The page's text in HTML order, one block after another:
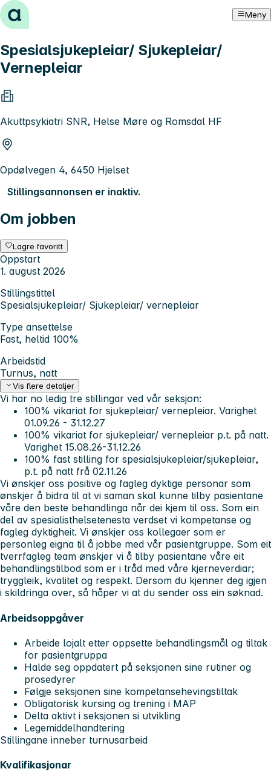
Hopp til innhold Meny
Spesialsjukepleiar/ Sjukepleiar/
Vernepleiar
Akuttpsykiatri SNR, Helse Møre og Romsdal HF
Opdølvegen 4, 6450 Hjelset
Stillingsannonsen er inaktiv.
Om jobben
Lagre favoritt
Oppstart
1. august 2026
Stillingstittel
Spesialsjukepleiar/ Sjukepleiar/ vernepleiar
Type ansettelse
Fast, heltid 100%
Arbeidstid
Turnus, natt
Vis flere detaljer
Vi har no ledig tre stillingar ved vår seksjon:
100% vikariat for sjukepleiar/ vernepleiar. Varighet
01.09.26 - 31.12.27
100% vikariat for sjukepleiar/ vernepleiar p.t. på natt.
Varighet 15.08.26-31.12.26
100% fast stilling for spesialsjukepleiar/sjukepleiar,
p.t. på natt frå 02.11.26
Vi ønskjer oss positive og fagleg dyktige personar som
ønskjer å bidra til at vi saman skal kunne tilby pasientane
våre den beste behandlinga når dei kjem til oss. Som ein
del av spesialisthelsetenesta verdset vi kompetanse og
fagleg dyktigheit. Vi ønskjer oss kollegaer som er
personleg eigna til å jobbe med vår pasientgruppe. Som eit
tverrfagleg team ønskjer vi å tilby pasientane våre eit
behandlingstilbod som er i tråd med våre kjerneverdiar;
tryggleik, kvalitet og respekt. Dersom du kjenner deg igjen
i skildringa over, så håper vi at du sender oss ein søknad.
Arbeidsoppgåver
Arbeide lojalt etter oppsette behandlingsmål og tiltak
for pasientgruppa
Halde seg oppdatert på seksjonen sine rutiner og
prosedyrer
Følgje seksjonen sine kompetansehevingstiltak
Obligatorisk kursing og trening i MAP
Delta aktivt i seksjonen si utvikling
Legemiddelhandtering
Stillingane inneber turnusarbeid
Kvalifikasjonar